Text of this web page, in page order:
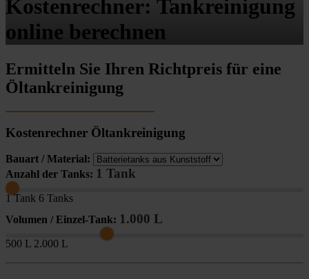
Kostenrechner: Tankreinigung
online berechnen
Ermitteln Sie Ihren Richtpreis für eine
Öltankreinigung
Kostenrechner Öltankreinigung
Bauart / Material:
Anzahl der Tanks: 1 Tank
1 Tank 6 Tanks
Volumen / Einzel-Tank: 1.000 L
500 L 2.000 L